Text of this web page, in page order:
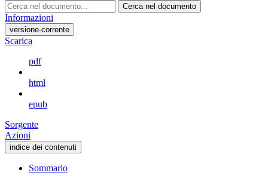
Cerca nel documento
Informazioni
versione-corrente
Scarica
pdf
html
epub
Sorgente
Azioni
indice dei contenuti
Sommario